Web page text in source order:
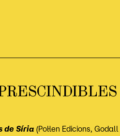
de Síria (Pol·len Edicions,